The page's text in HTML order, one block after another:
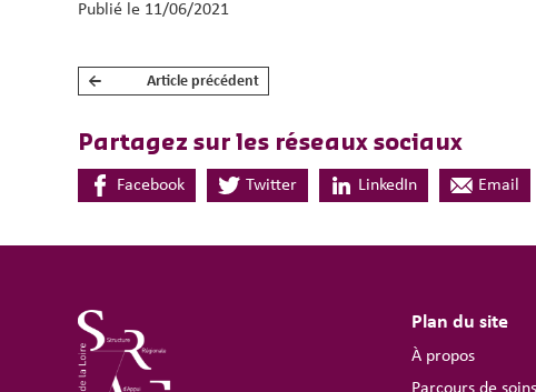
Publié le 11/06/2021
NAVIGATION DE L’ARTICLE
← Article précédent
Partagez sur les réseaux sociaux
Facebook Twitter LinkedIn Email
Plan du site
À propos